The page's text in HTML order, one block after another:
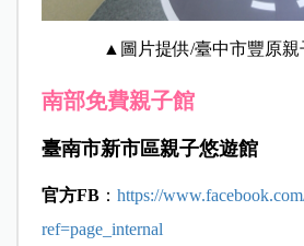
▲圖片提供/臺中市豐原親
南部免費親子館
臺南市新市區親子悠遊館
官方FB： https://
ref=page_internal